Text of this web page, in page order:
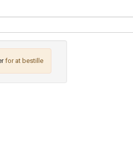
for at bestille